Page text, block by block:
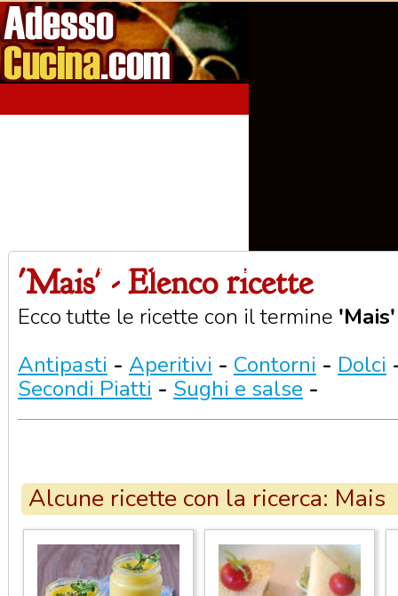
Home Aperitivi Antipasti
'Mais' - Elenco ricette
Ecco tutte le ricette con il termine 'Mais'
Antipasti - Aperitivi - Contorni - Dolci
Secondi Piatti - Sughi e salse -
Alcune ricette con la ricerca: Mais